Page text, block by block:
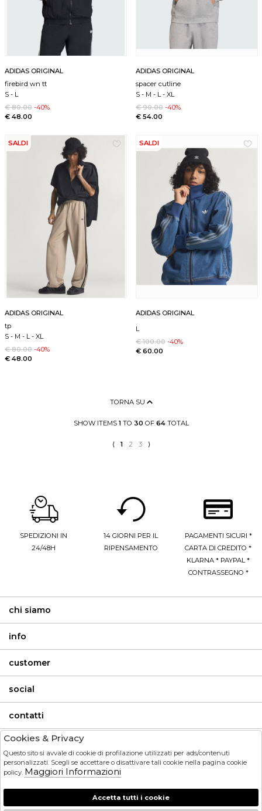
ADIDAS ORIGINAL
firebird wn tt
S -L
€ 80.00 -40%
€ 48.00
ADIDAS ORIGINAL
spacer cutline
S -M -L-XL
€ 90.00 -40%
€ 54.00
SALDI
ADIDAS ORIGINAL
tp
S -M -L-XL
€ 80.00 -40%
€ 48.00
SALDI
ADIDAS ORIGINAL
L
€ 100.00 -40%
€ 60.00
TORNA SU
SHOW ITEMS 1TO 30 OF 64TOTAL
⟨ 1 2 3 ⟩
SPEDIZIONI IN
24/48H
14 GIORNI PER IL
RIPENSAMENTO
PAGAMENTI SICURI *
CARTA DI CREDITO *
KLARNA * PAYPAL *
CONTRASSEGNO *
chi siamo
info
customer
social
contatti
HO LETTO ED ACCETTATO LE CONDIZIONI SULLA PRIVACY.
Cookies & Privacy
Questo sito si avvale di cookie di profilazione utilizzati per ads/contenuti
personalizzati. Scegli se accettare o disattivare tali cookie nella pagina cookie
policy. Maggiori Informazioni
Accetta tutti i cookie